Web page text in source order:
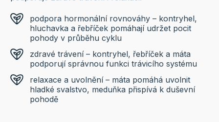
podpora hormonální rovnováhy – kontryhel,
hluchavka a řebříček pomáhají udržet pocit
pohody v průběhu cyklu
zdravé trávení – kontryhel, řebříček a máta
podporují správnou funkci trávicího systému
relaxace a uvolnění – máta pomáhá uvolnit
hladké svalstvo, meduňka přispívá k duševní
pohodě